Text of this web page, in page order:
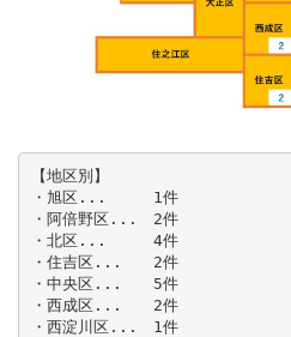
【地区別】
・旭区...　　　1件
・阿倍野区...　2件
・北区...　　　4件
・住吉区...　　2件
・中央区...　　5件
・西成区...　　2件
・西淀川区...　1件